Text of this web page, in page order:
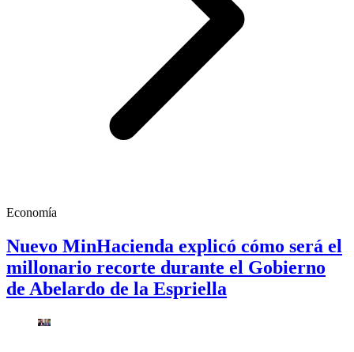
Economía
Nuevo MinHacienda explicó cómo será el
millonario recorte durante el Gobierno
de Abelardo de la Espriella